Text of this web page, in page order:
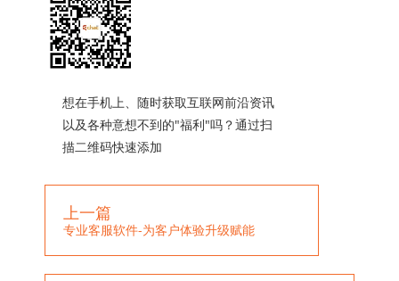
想在手机上、随时获取互联网前沿资讯
以及各种意想不到的"福利"吗？通过扫
描二维码快速添加
上一篇
专业客服软件-为客户体验升级赋能